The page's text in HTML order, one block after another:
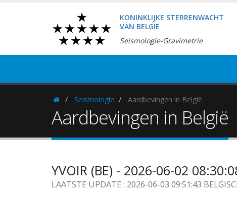
KONINKLIJKE STERRENWACHT
VAN BELGIË
Seismologie-Gravimetrie
HomepageSeismologie Aardbevingen in België
Aardbevingen in België
YVOIR (BE) - 2026-06-02
LAATSTE UPDATE : 2026-06-03 09:51:43